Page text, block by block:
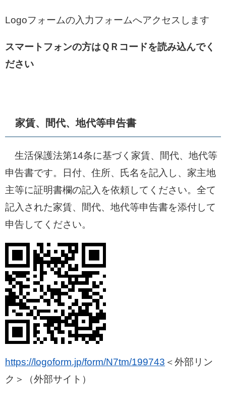
Logoフォームの入力フォームへアクセスします
スマートフォンの方はＱＲコードを読み込んでく
ださい
家賃、間代、地代等申告書
生活保護法第14条に基づく家賃、間代、地代等
申告書です。日付、住所、氏名を記入し、家主地
主等に証明書欄の記入を依頼してください。全て
記入された家賃、間代、地代等申告書を添付して
申告してください。
https://logoform.jp/form/N7tm/199743 ＜外部リン
ク＞
（外部サイト）